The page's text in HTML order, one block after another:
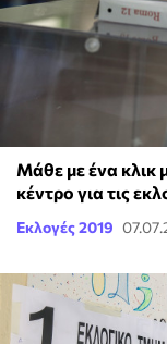
Μάθε με ένα κλικ
κέντρο για τις
Εκλογές 2019